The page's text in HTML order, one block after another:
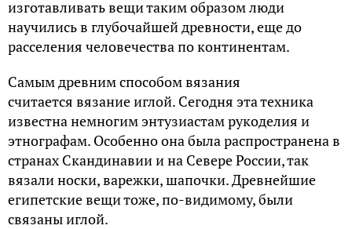
изготавливать вещи таким образом люди
научились в глубочайшей древности, еще до
расселения человечества по континентам.
Самым древним способом вязания
считается вязание иглой. Сегодня эта техника
известна немногим энтузиастам рукоделия и
этнографам. Особенно она была распространена в
странах Скандинавии и на Севере России, так
вязали носки, варежки, шапочки. Древнейшие
египетские вещи тоже, по-видимому, были
связаны иглой.